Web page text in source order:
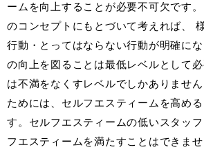
ームを向上することが必要不可欠です
のコンセプトにもとづいて考えれば、
行動・とってはならない行動が明確に
の向上を図ることは最低レベルとして
は不満をなくすレベルでしかありませ
ためには、セルフエスティームを高め
す。セルフエスティームの低いスタッ
フエスティームを満たすことはできま